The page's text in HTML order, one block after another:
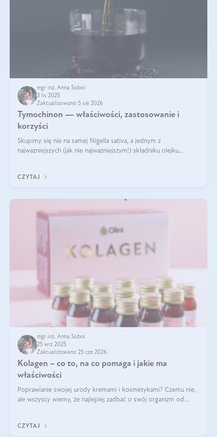
mgr inż. Anna Sobol
3 lis 2025
Zaktualizowano 5 sie 2026
Tymochinon — właściwości, zastosowanie i
korzyści
Skupimy się nie na samej Nigella sativa, a jednym z
najważniejszych (jak nie najważniejszym!) składniku olejku
CZYTAJ
mgr inż. Anna Sobol
25 wrz 2025
Zaktualizowano 25 cze 2026
Kolagen – co to, na co pomaga i jakie ma
właściwości
Poprawianie swojej urody kremami i kosmetykami? Czemu nie,
ale wszyscy wiemy, że najlepiej zadbać o swój organizm od
wysokiej jakości suplem
CZYTAJ